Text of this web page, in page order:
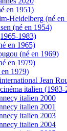
en 1951)
Heidelberg (né en
(né en 1954)
1983)
en 1965)
(né en 1969)
en 1979)
1979)
Jean
italien (1983-
italien 2000
italien 2001
italien 2003
italien 2004